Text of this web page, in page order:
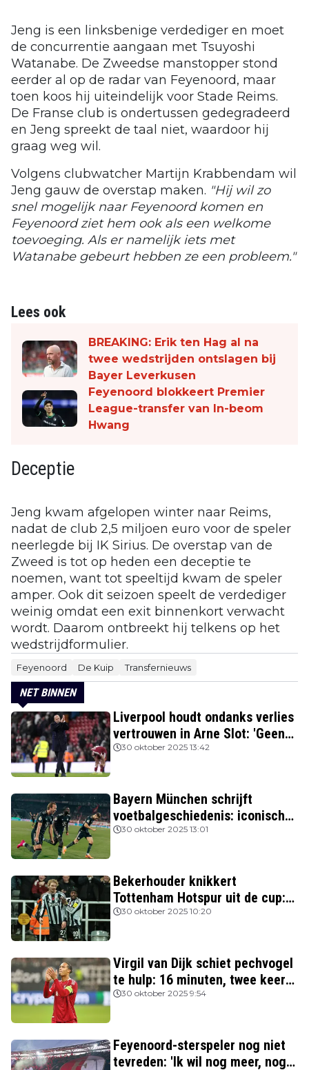
Jeng is een linksbenige verdediger en moet
de concurrentie aangaan met Tsuyoshi
Watanabe. De Zweedse manstopper stond
eerder al op de radar van Feyenoord, maar
toen koos hij uiteindelijk voor Stade Reims.
De Franse club is ondertussen gedegradeerd
en Jeng spreekt de taal niet, waardoor hij
graag weg wil.
Volgens clubwatcher Martijn Krabbendam wil
Jeng gauw de overstap maken. "Hij wil zo
snel mogelijk naar Feyenoord komen en
Feyenoord ziet hem ook als een welkome
toevoeging. Als er namelijk iets met
Watanabe gebeurt hebben ze een probleem."
Lees ook
BREAKING: Erik ten Hag al na
twee wedstrijden ontslagen bij
Bayer Leverkusen
Feyenoord blokkeert Premier
League-transfer van In-beom
Hwang
Deceptie
Jeng kwam afgelopen winter naar Reims,
nadat de club 2,5 miljoen euro voor de speler
neerlegde bij IK Sirius. De overstap van de
Zweed is tot op heden een deceptie te
noemen, want tot speeltijd kwam de speler
amper. Ook dit seizoen speelt de verdediger
weinig omdat een exit binnenkort verwacht
wordt. Daarom ontbreekt hij telkens op het
wedstrijdformulier.
Feyenoord De Kuip Transfernieuws
NET BINNEN
Liverpool houdt ondanks verlies
vertrouwen in Arne Slot: 'Geen
kans'
30 oktober 2025 13:42
Bayern München schrijft
voetbalgeschiedenis: iconische
Nederlanders verslagen
30 oktober 2025 13:01
Bekerhouder knikkert
Tottenham Hotspur uit de cup:
drie van de vier topclubs nog in
30 oktober 2025 10:20
Virgil van Dijk schiet pechvogel
te hulp: 16 minuten, twee keer
rood
30 oktober 2025 9:54
Feyenoord-sterspeler nog niet
tevreden: 'Ik wil nog meer, nog